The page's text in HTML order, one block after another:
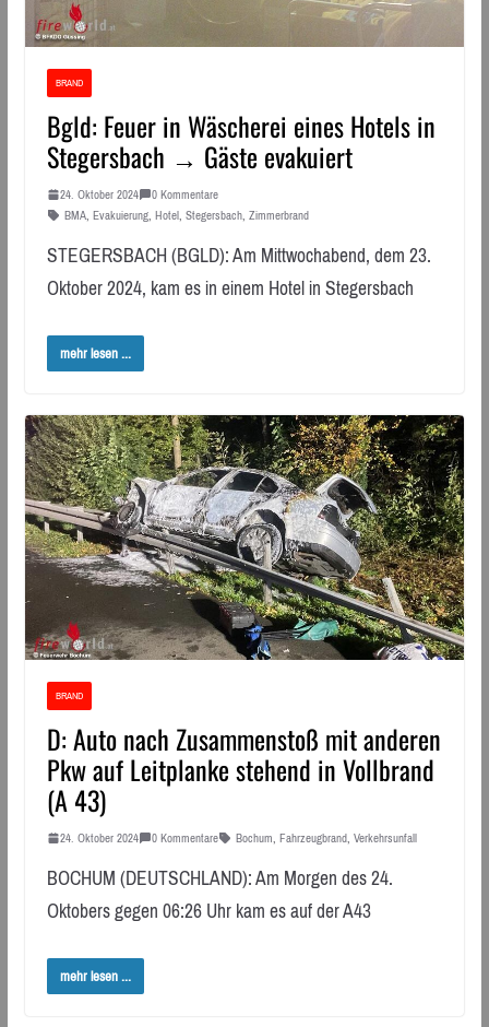
BRAND
Bgld: Feuer in Wäscherei eines Hotels in
Stegersbach → Gäste evakuiert
24. Oktober 2024
0 Kommentare
BMA, Evakuierung, Hotel, Stegersbach, Zimmerbrand
STEGERSBACH (BGLD): Am Mittwochabend, dem 23.
Oktober 2024, kam es in einem Hotel in Stegersbach
mehr lesen ...
BRAND
D: Auto nach Zusammenstoß mit anderen
Pkw auf Leitplanke stehend in Vollbrand
(A 43)
24. Oktober 2024 0 Kommentare Bochum, Fahrzeugbrand, Verkehrsunfall
BOCHUM (DEUTSCHLAND): Am Morgen des 24.
Oktobers gegen 06:26 Uhr kam es auf der A43
mehr lesen ...